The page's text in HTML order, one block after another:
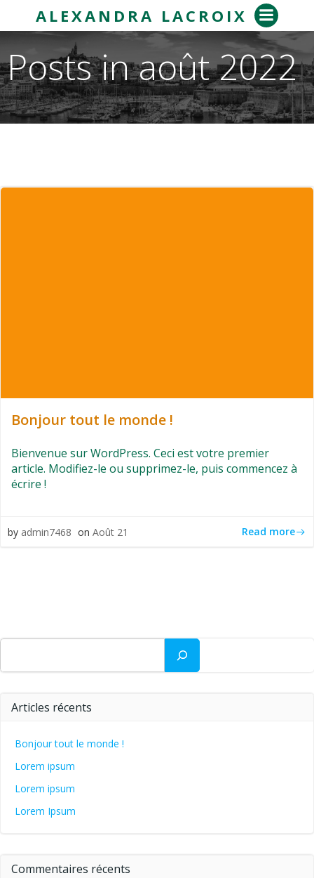
Aller
au
contenu
ALEXANDRA LACROIX
Posts in août 2022
Bonjour tout le monde !
Bienvenue sur WordPress. Ceci est votre premier
article. Modifiez-le ou supprimez-le, puis commencez à
écrire !
by admin7468 on Août 21 Read more
Rechercher
Articles récents
Bonjour tout le monde !
Lorem ipsum
Lorem ipsum
Lorem Ipsum
Commentaires récents